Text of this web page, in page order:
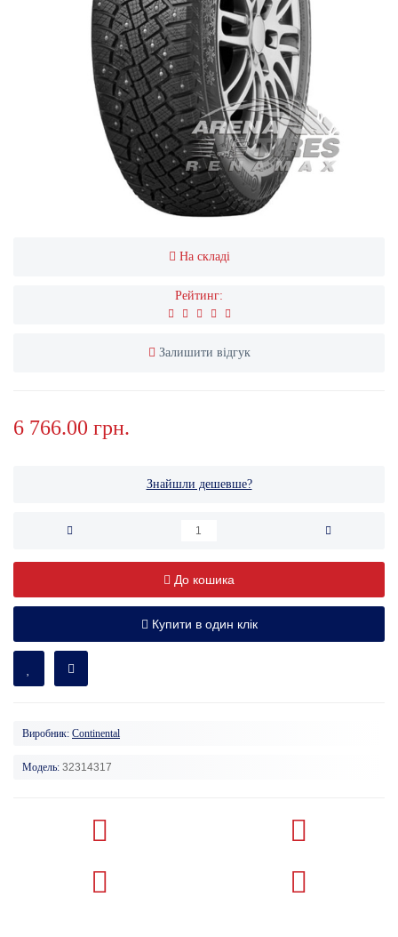
На складі
Рейтинг:
Залишити відгук
6 766.00 грн.
Знайшли дешевше?
До кошика
Купити в один клік
Виробник: Continental
Модель: 32314317